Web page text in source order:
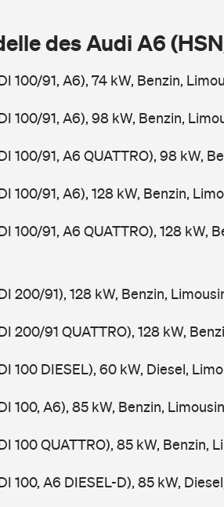
des Audi A6
100/91, A6), 74 kW, Benzin,
100/91, A6), 98 kW, Benzin,
100/91, A6 QUATTRO), 98 kW,
100/91, A6), 128 kW, Benzin,
100/91, A6 QUATTRO), 128 kW,
200/91), 128 kW, Benzin,
200/91 QUATTRO), 128 kW,
100 DIESEL), 60 kW, Diesel,
100, A6), 85 kW, Benzin,
100 QUATTRO), 85 kW, Benzin,
100, A6 DIESEL-D), 85 kW,